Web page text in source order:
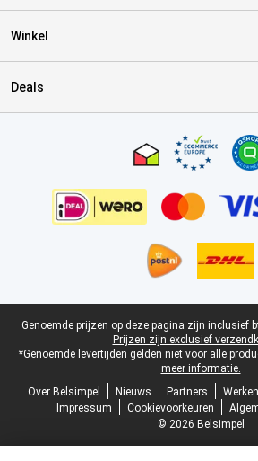
Winkel
Deals
Juridische voettekst
Genoemde prijzen op deze pagina zijn inclusief
Prijzen zijn exclusief
*Genoemde levertijden gelden niet voor alle
meer informatie.
Over Belsimpel
Nieuws Partners
Impressum
Cookievoorkeuren
© 2026 Belsimpel